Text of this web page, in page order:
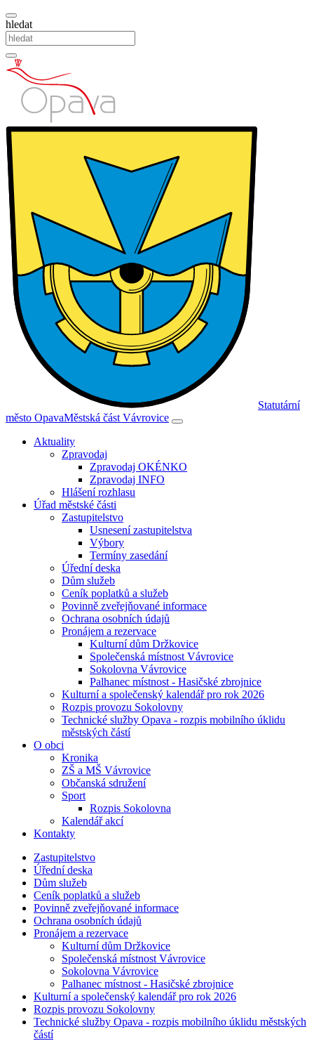
hledat
Statutární
město OpavaMěstská část Vávrovice
Aktuality
Zpravodaj
Zpravodaj OKÉNKO
Zpravodaj INFO
Hlášení rozhlasu
Úřad městské části
Zastupitelstvo
Usnesení zastupitelstva
Výbory
Termíny zasedání
Úřední deska
Dům služeb
Ceník poplatků a služeb
Povinně zveřejňované informace
Ochrana osobních údajů
Pronájem a rezervace
Kulturní dům Držkovice
Společenská místnost Vávrovice
Sokolovna Vávrovice
Palhanec místnost - Hasičské zbrojnice
Kulturní a společenský kalendář pro rok 2026
Rozpis provozu Sokolovny
Technické služby Opava - rozpis mobilního úklidu
městských částí
O obci
Kronika
ZŠ a MŠ Vávrovice
Občanská sdružení
Sport
Rozpis Sokolovna
Kalendář akcí
Kontakty
Zastupitelstvo
Úřední deska
Dům služeb
Ceník poplatků a služeb
Povinně zveřejňované informace
Ochrana osobních údajů
Pronájem a rezervace
Kulturní dům Držkovice
Společenská místnost Vávrovice
Sokolovna Vávrovice
Palhanec místnost - Hasičské zbrojnice
Kulturní a společenský kalendář pro rok 2026
Rozpis provozu Sokolovny
Technické služby Opava - rozpis mobilního úklidu městských
částí